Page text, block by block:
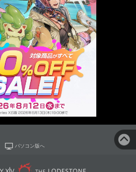
パソコン版へ